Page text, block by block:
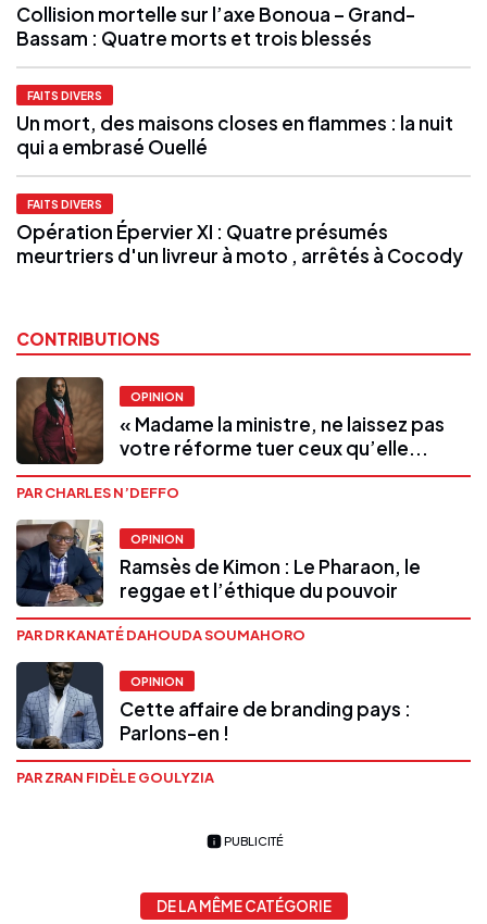
Collision mortelle sur l’axe Bonoua – Grand-
Bassam : Quatre morts et trois blessés
FAITS DIVERS
Un mort, des maisons closes en flammes : la nuit
qui a embrasé Ouellé
FAITS DIVERS
Opération Épervier XI : Quatre présumés
meurtriers d'un livreur à moto , arrêtés à Cocody
CONTRIBUTIONS
OPINION
« Madame la ministre, ne laissez pas
votre réforme tuer ceux qu’elle...
PAR CHARLES N’DEFFO
OPINION
Ramsès de Kimon : Le Pharaon, le
reggae et l’éthique du pouvoir
PAR DR KANATÉ DAHOUDA SOUMAHORO
OPINION
Cette affaire de branding pays :
Parlons-en !
PAR ZRAN FIDÈLE GOULYZIA
PUBLICITÉ
DE LA MÊME CATÉGORIE